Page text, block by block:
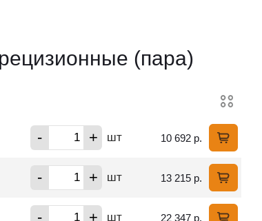
(пара)
- + шт 10 692 р.
- + шт 13 215 р.
- + шт 22 347 р.